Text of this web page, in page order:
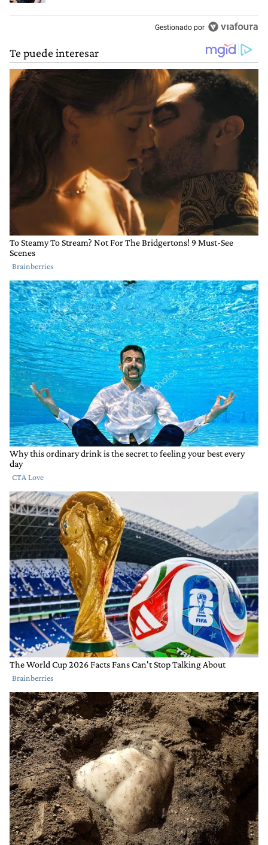
Gestionado por